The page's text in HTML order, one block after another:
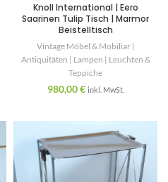
Knoll International | Eero
Saarinen Tulip Tisch | Marmor
Beistelltisch
Vintage Möbel & Mobiliar |
Antiquitäten | Lampen | Leuchten &
Teppiche
980,00€ inkl. MwSt.